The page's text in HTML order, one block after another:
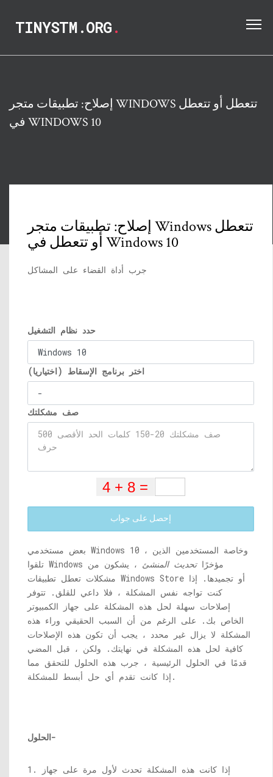
TINYSTM.ORG.
إصلاح: تطبيقات متجر WINDOWS تتعطل أو تتعطل
في WINDOWS 10
إصلاح: تطبيقات متجر Windows تتعطل
أو تتعطل في Windows 10
جرب أداة القضاء على المشاكل
حدد نظام التشغيل
اختر برنامج الإسقاط (اختياريا)
صف مشكلتك
إحصل على جواب
بعض مستخدمي Windows 10 ، وخاصة المستخدمين الذين
تلقوا Windows مؤخرًاتحديث المنشئ ، يشكون من
مشكلات تعطل تطبيقات Windows Store أو تجميدها. إذا
كنت تواجه نفس المشكلة ، فلا داعي للقلق. تتوفر
إصلاحات سهلة لحل هذه المشكلة على جهاز الكمبيوتر
الخاص بك. على الرغم من أن السبب الحقيقي وراء هذه
المشكلة لا يزال غير محدد ، يجب أن تكون هذه الإصلاحات
كافية لحل هذه المشكلة في نهايتك. ولكن ، قبل المضي
قدمًا في الحلول الرئيسية ، جرب هذه الحلول للتحقق مما
إذا كانت تقدم أي حل أبسط للمشكلة.
الحلول-
1. إذا كانت هذه المشكلة تحدث لأول مرة على جهاز